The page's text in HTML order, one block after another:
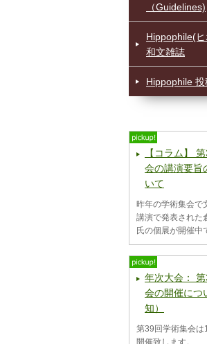
（Guidelines)
Hippophile(
和文雑誌
Hippophile 投
【コラム】
会の講演要旨
いて
昨年の学術集会で
講演で発表された
氏の個展が開催中
年次大会：
会の開催につ
知）
第39回学術集会は
開催致します。